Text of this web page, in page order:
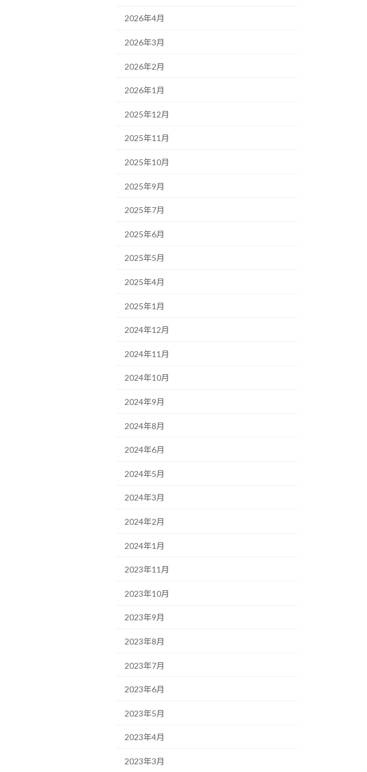
2026年4月
2026年3月
2026年2月
2026年1月
2025年12月
2025年11月
2025年10月
2025年9月
2025年7月
2025年6月
2025年5月
2025年4月
2025年1月
2024年12月
2024年11月
2024年10月
2024年9月
2024年8月
2024年6月
2024年5月
2024年3月
2024年2月
2024年1月
2023年11月
2023年10月
2023年9月
2023年8月
2023年7月
2023年6月
2023年5月
2023年4月
2023年3月